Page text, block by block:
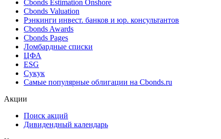
Поиск котировок облигаций
Best bid/ask
Cbonds Estimation
Cbonds Estimation Onshore
Cbonds Valuation
Рэнкинги инвест. банков и юр. консультантов
Cbonds Awards
Cbonds Pages
Ломбардные списки
ESG
Самые популярные облигации на Cbonds.ru